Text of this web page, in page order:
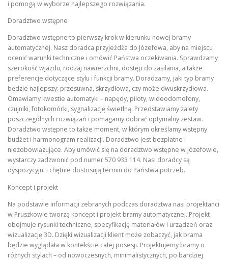
i pomogą w wyborze najlepszego rozwiązania.
Doradztwo wstępne
Doradztwo wstępne to pierwszy krok w kierunku nowej bramy
automatycznej. Nasz doradca przyjeżdża do Józefowa, aby na miejscu
ocenić warunki techniczne i omówić Państwa oczekiwania. Sprawdzamy
szerokość wjazdu, rodzaj nawierzchni, dostęp do zasilania, a także
preferencje dotyczące stylu i funkcji bramy. Doradzamy, jaki typ bramy
będzie najlepszy: przesuwna, skrzydłowa, czy może dwuskrzydłowa.
Omawiamy kwestie automatyki – napędy, piloty, wideodomofony,
czujniki, fotokomórki, sygnalizację świetlną. Przedstawiamy zalety
poszczególnych rozwiązań i pomagamy dobrać optymalny zestaw.
Doradztwo wstępne to także moment, w którym określamy wstępny
budżet i harmonogram realizacji. Doradztwo jest bezpłatne i
niezobowiązujące. Aby umówić się na doradztwo wstępne w Józefowie,
wystarczy zadzwonić pod numer 570 933 114. Nasi doradcy są
dyspozycyjni i chętnie dostosują termin do Państwa potrzeb.
Koncept i projekt
Na podstawie informacji zebranych podczas doradztwa nasi projektanci
w Pruszkowie tworzą koncept i projekt bramy automatycznej. Projekt
obejmuje rysunki techniczne, specyfikację materiałów i urządzeń oraz
wizualizację 3D. Dzięki wizualizacji klient może zobaczyć, jak brama
będzie wyglądała w kontekście całej posesji. Projektujemy bramy o
różnych stylach – od nowoczesnych, minimalistycznych, po bardziej